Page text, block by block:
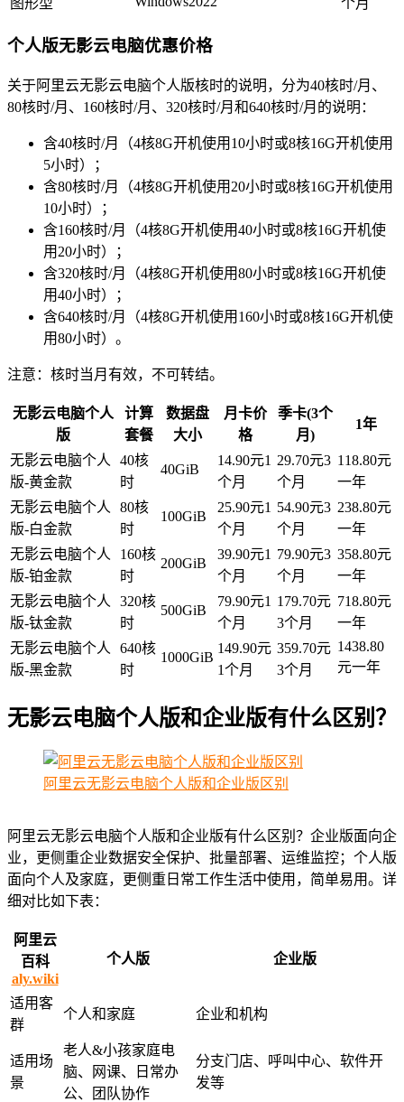
个人版无影云电脑优惠价格
关于阿里云无影云电脑个人版核时的说明，分为40核时/月、
80核时/月、160核时/月、320核时/月和640核时/月的说明：
含40核时/月（4核8G开机使用10小时或8核16G开机使用
5小时）；
含80核时/月（4核8G开机使用20小时或8核16G开机使用
10小时）；
含160核时/月（4核8G开机使用40小时或8核16G开机使
用20小时）；
含320核时/月（4核8G开机使用80小时或8核16G开机使
用40小时）；
含640核时/月（4核8G开机使用160小时或8核16G开机使
用80小时）。
注意：核时当月有效，不可转结。
无影云电脑个人
版
计算
套餐
数据盘
大小
月卡价
格
季卡(3个
月)
1年
无影云电脑个人
版-黄金款
40核
时
40GiB
14.90元1
个月
29.70元3
个月
118.80元
一年
无影云电脑个人
版-白金款
80核
时
100GiB
25.90元1
个月
54.90元3
个月
238.80元
一年
无影云电脑个人
版-铂金款
160核
时
200GiB
39.90元1
个月
79.90元3
个月
358.80元
一年
无影云电脑个人
版-钛金款
320核
时
500GiB
79.90元1
个月
179.70元
3个月
718.80元
一年
无影云电脑个人
版-黑金款
640核
时
1000GiB
149.90元
1个月
359.70元
3个月
1438.80
元一年
无影云电脑个人版和企业版有什么区别？
阿里云无影云电脑个人版和企业版区别
阿里云无影云电脑个人版和企业版有什么区别？企业版面向企
业，更侧重企业数据安全保护、批量部署、运维监控；个人版
面向个人及家庭，更侧重日常工作生活中使用，简单易用。详
细对比如下表：
阿里云
百科
aly.wiki
个人版 企业版
适用客
群
个人和家庭 企业和机构
适用场
景
老人&小孩家庭电
脑、网课、日常办
公、团队协作
分支门店、呼叫中心、软件开
发等